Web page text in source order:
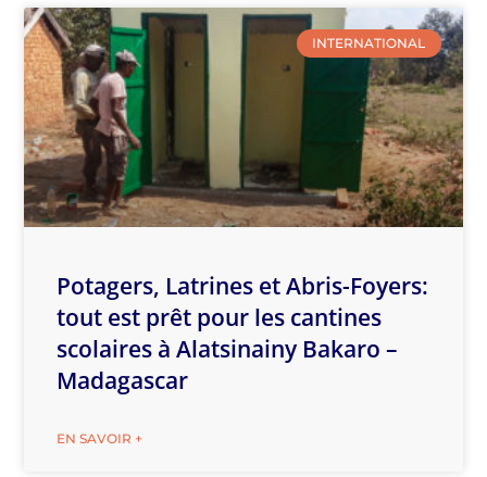
INTERNATIONAL
Potagers, Latrines et Abris-Foyers:
tout est prêt pour les cantines
scolaires à Alatsinainy Bakaro –
Madagascar
EN SAVOIR +